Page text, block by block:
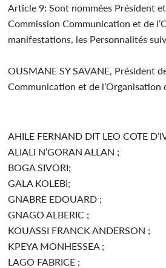
Article 9: Sont nommées Président
Commission Communication et de
manifestations, les Personnalités
OUSMANE SY SAVANE, Président
Communication et de l’Organisation
AHILE FERNAND DIT LEO COTE
ALIALI N’GORAN ALLAN ;
BOGA SIVORI;
GALA KOLEBI;
GNABRE EDOUARD ;
GNAGO ALBERIC ;
KOUASSI FRANCK ANDERSON ;
KPEYA MONHESSEA ;
LAGO FABRICE ;